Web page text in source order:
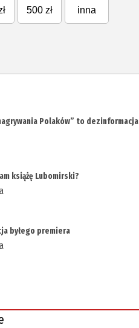
500 zł inna
Polaków” to dezinformacja
książę Lubomirski?
byłego premiera